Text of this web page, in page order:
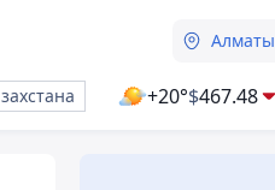
Алматы
+20°$467.48